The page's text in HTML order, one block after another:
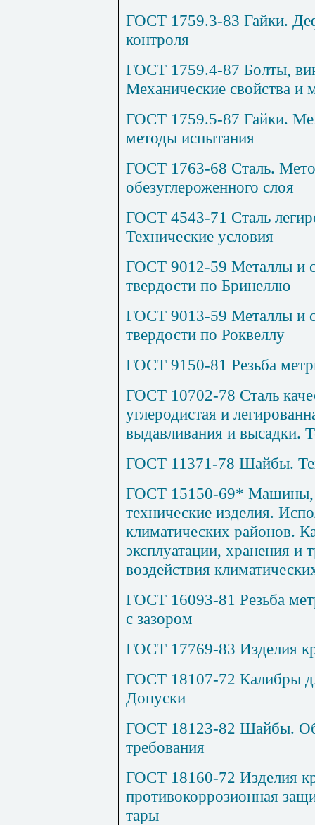
ГОСТ 1759.3-83 Гайки.
контроля
ГОСТ 1759.4-87 Болты,
Механические свойства и
ГОСТ 1759.5-87 Гайки.
методы испытания
ГОСТ 1763-68 Сталь.
обезуглероженного слоя
ГОСТ 4543-71 Сталь
Технические условия
ГОСТ 9012-59 Металлы и
твердости по Бринеллю
ГОСТ 9013-59 Металлы и
твердости по Роквеллу
ГОСТ 9150-81 Резьба
ГОСТ 10702-78 Сталь
углеродистая и
выдавливания и высадки.
ГОСТ 11371-78 Шайбы.
ГОСТ 15150-69* Машины,
технические изделия.
климатических районов.
эксплуатации, хранения и
воздействия
ГОСТ 16093-81 Резьба
с зазором
ГОСТ 17769-83 Изделия
ГОСТ 18107-72 Калибры
Допуски
ГОСТ 18123-82 Шайбы.
требования
ГОСТ 18160-72 Изделия
противокоррозионная
тары